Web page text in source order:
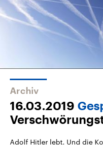
Archiv
16.03.2019
Adolf Hitler lebt. Und die